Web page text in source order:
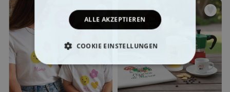
ALLE AKZEPTIEREN
COOKIE EINSTELLUNGEN
ESSENTIELL